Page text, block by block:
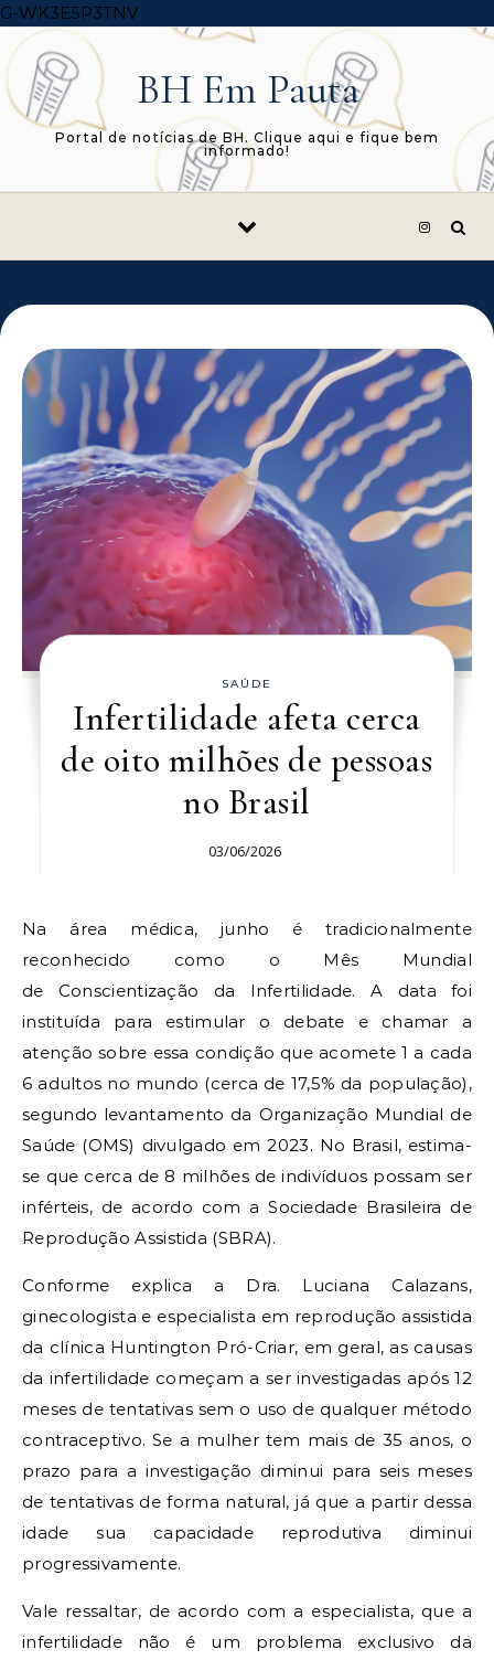
G-WK3E5P3TNVSkip to content
BH Em Pauta
Portal de notícias de BH. Clique aqui e fique bem
informado!
SAÚDE
Infertilidade afeta cerca
de oito milhões de pessoas
no Brasil
03/06/2026
Na área médica, junho é tradicionalmente
reconhecido como o Mês Mundial
de Conscientização da Infertilidade. A data foi
instituída para estimular o debate e chamar a
atenção sobre essa condição que acomete 1 a cada
6 adultos no mundo (cerca de 17,5% da população),
segundo levantamento da Organização Mundial de
Saúde (OMS) divulgado em 2023. No Brasil, estima-
se que cerca de 8 milhões de indivíduos possam ser
inférteis, de acordo com a Sociedade Brasileira de
Reprodução Assistida (SBRA).
Conforme explica a Dra. Luciana Calazans,
ginecologista e especialista em reprodução assistida
da clínica Huntington Pró-Criar, em geral, as causas
da infertilidade começam a ser investigadas após 12
meses de tentativas sem o uso de qualquer método
contraceptivo. Se a mulher tem mais de 35 anos, o
prazo para a investigação diminui para seis meses
de tentativas de forma natural, já que a partir dessa
idade sua capacidade reprodutiva diminui
progressivamente.
Vale ressaltar, de acordo com a especialista, que a
infertilidade não é um problema exclusivo da